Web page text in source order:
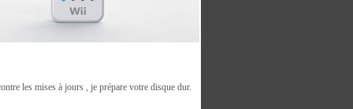
les mises à jours , je prépare votre disque dur.